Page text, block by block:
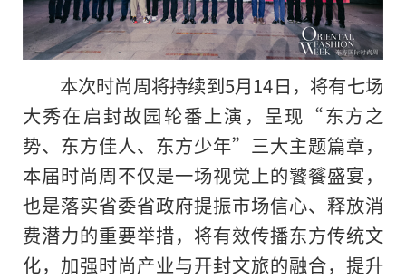
本次时尚周将持续到5月14日，将有七场
大秀在启封故园轮番上演，呈现“东方之
势、东方佳人、东方少年”三大主题篇章，
本届时尚周不仅是一场视觉上的饕餮盛宴，
也是落实省委省政府提振市场信心、释放消
费潜力的重要举措，将有效传播东方传统文
化，加强时尚产业与开封文旅的融合，提升